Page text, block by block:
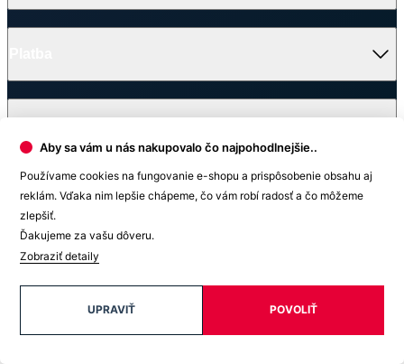
Pre B2B
Ako vyrábame chytré oblečenie
Ocenenie
© 2026 CityZen
emorfiq
Detail produktu
Aby sa vám u nás nakupovalo čo najpohodlnejšie..
Používame cookies na fungovanie e-shopu a prispôsobenie obsahu aj
reklám. Vďaka nim lepšie chápeme, čo vám robí radosť a čo môžeme
zlepšiť.
Ďakujeme za vašu dôveru.
Zobraziť detaily
POVOLIŤ
UPRAVIŤ